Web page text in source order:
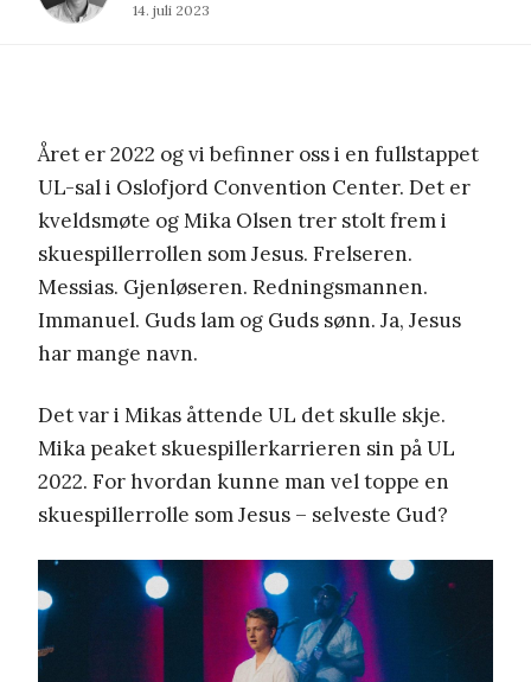
14. juli 2023
Året er 2022 og vi befinner oss i en fullstappet
UL-sal i Oslofjord Convention Center. Det er
kveldsmøte og Mika Olsen trer stolt frem i
skuespillerrollen som Jesus. Frelseren.
Messias. Gjenløseren. Redningsmannen.
Immanuel. Guds lam og Guds sønn. Ja, Jesus
har mange navn.
Det var i Mikas åttende UL det skulle skje.
Mika peaket skuespillerkarrieren sin på UL
2022. For hvordan kunne man vel toppe en
skuespillerrolle som Jesus – selveste Gud?